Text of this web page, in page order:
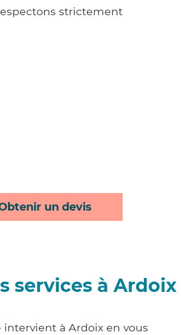
strictement
un devis
services à Ardoix
intervient à Ardoix en vous